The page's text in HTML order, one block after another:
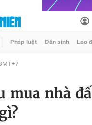
Pháp luật Dân sinh Lao
mua nhà